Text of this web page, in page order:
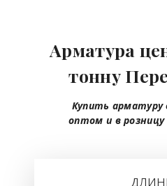
Арматура
тонну
Купить арматуру
оптом и в розницу